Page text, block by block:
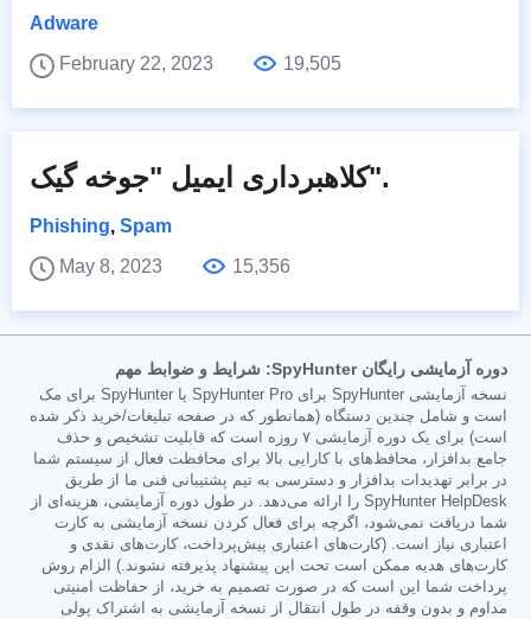
Adware
February 22, 2023
19,505
کلاهبرداری ایمیل "جوخه گیک".
Phishing, Spam
May 8, 2023
15,356
دوره آزمایشی رایگان SpyHunter: شرایط و ضوابط مهم
نسخه آزمایشی SpyHunter برای SpyHunter Pro یا SpyHunter برای مک
است و شامل چندین دستگاه (همانطور که در صفحه تبلیغات/خرید ذکر شده
است) برای یک دوره آزمایشی ۷ روزه است که قابلیت تشخیص و حذف
جامع بدافزار، محافظ‌های با کارایی بالا برای محافظت فعال از سیستم شما
در برابر تهدیدات بدافزار و دسترسی به تیم پشتیبانی فنی ما از طریق
SpyHunter HelpDesk را ارائه می‌دهد. در طول دوره آزمایشی، هزینه‌ای از
شما دریافت نمی‌شود، اگرچه برای فعال کردن نسخه آزمایشی به کارت
اعتباری نیاز است. (کارت‌های اعتباری پیش‌پرداخت، کارت‌های نقدی و
کارت‌های هدیه ممکن است تحت این پیشنهاد پذیرفته نشوند.) الزام روش
پرداخت شما این است که در صورت تصمیم به خرید، از حفاظت امنیتی
مداوم و بدون وقفه در طول انتقال از نسخه آزمایشی به اشتراک پولی